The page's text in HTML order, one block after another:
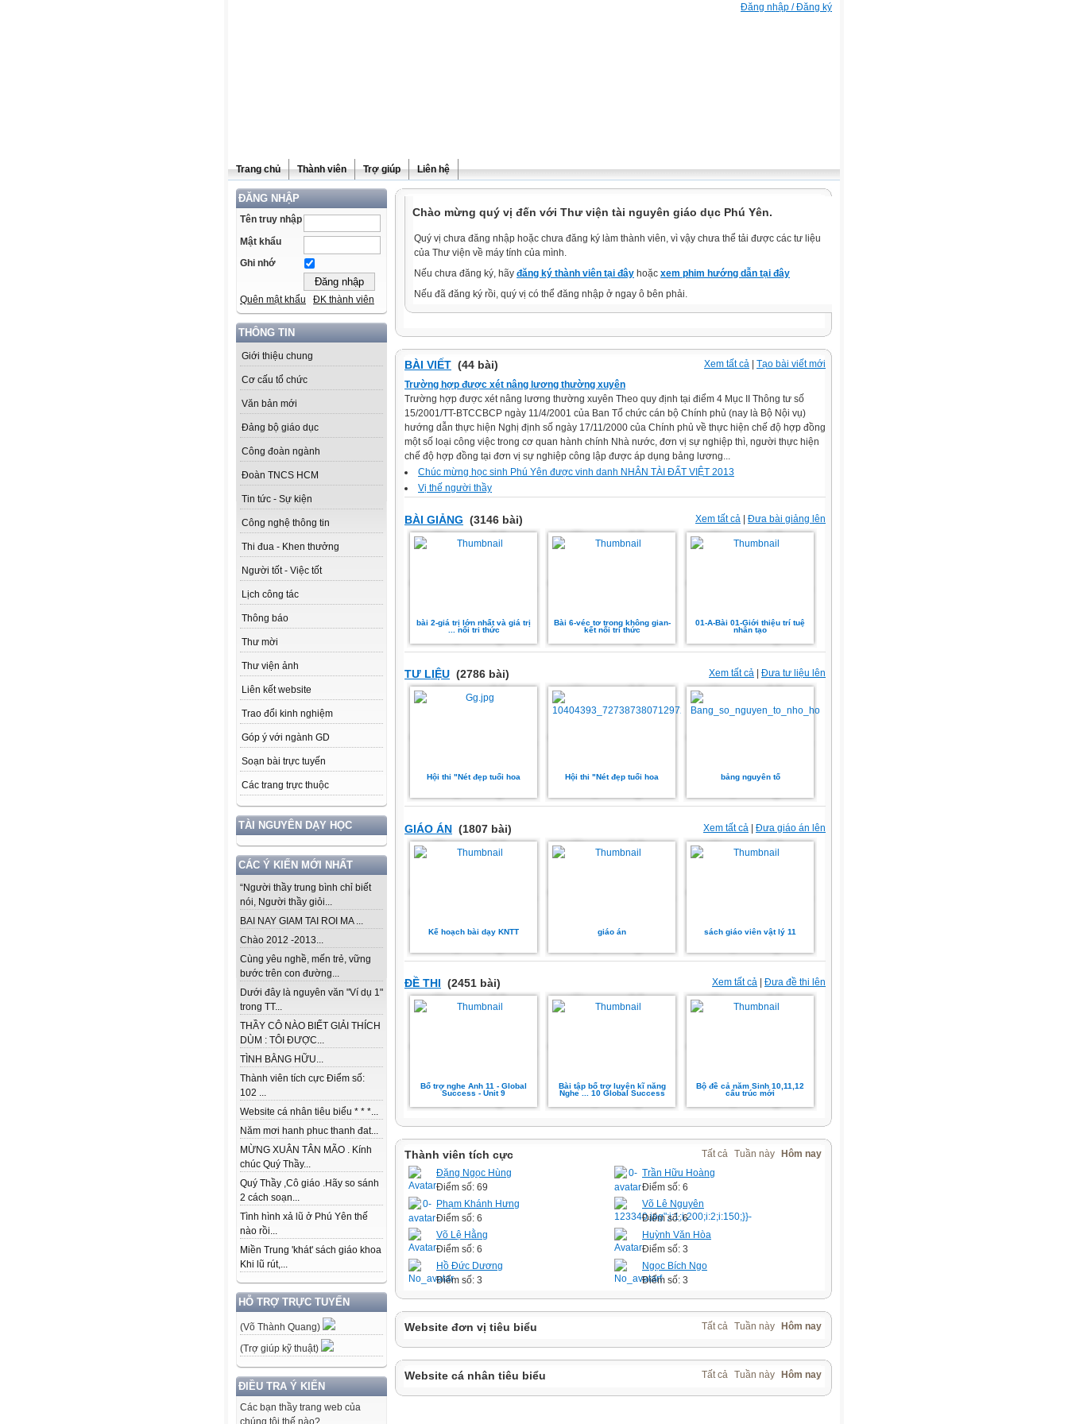
Đăng nhập / Đăng ký
Trang chủ Thành viên Trợ giúp Liên hệ
ĐĂNG NHẬP
Tên truy nhập
Mật khẩu
Ghi nhớ
Quên mật khẩu ĐK thành viên
THÔNG TIN
Giới thiệu chung
Cơ cấu tổ chức
Văn bản mới
Đảng bộ giáo dục
Công đoàn ngành
Đoàn TNCS HCM
Tin tức - Sự kiện
Công nghệ thông tin
Thi đua - Khen thưởng
Người tốt - Việc tốt
Lịch công tác
Thông báo
Thư mời
Thư viện ảnh
Liên kết website
Trao đổi kinh nghiệm
Góp ý với ngành GD
Soạn bài trực tuyến
Các trang trực thuộc
TÀI NGUYÊN DẠY HỌC
CÁC Ý KIẾN MỚI NHẤT
“Người thầy trung bình chỉ biết
nói, Người thầy giỏi...
BAI NAY GIAM TAI ROI MA ...
Chào 2012 -2013...
Cùng yêu nghề, mến trẻ, vững
bước trên con đường...
Dưới đây là nguyên văn "Ví dụ 1"
trong TT...
THẦY CÔ NÀO BIẾT GIẢI THÍCH
DÙM : TÔI ĐƯỢC...
TÌNH BẰNG HỮU...
Thành viên tích cực Điểm số:
102 ...
Website cá nhân tiêu biểu * * *...
Năm mơi hanh phuc thanh đat...
MỪNG XUÂN TÂN MÃO . Kính
chúc Quý Thầy...
Quý Thầy ,Cô giáo .Hãy so sánh
2 cách soạn...
Tình hình xả lũ ở Phú Yên thế
nào rồi...
Miền Trung 'khát' sách giáo khoa
Khi lũ rút,...
HỖ TRỢ TRỰC TUYẾN
(Võ Thành Quang)
(Trợ giúp kỹ thuật)
ĐIỀU TRA Ý KIẾN
Các bạn thầy trang web của
chúng tôi thế nào?
Chào mừng quý vị đến với Thư viện tài nguyên giáo dục Phú Yên.
Quý vị chưa đăng nhập hoặc chưa đăng ký làm thành viên, vì vậy chưa thể tải được các tư liệu
của Thư viện về máy tính của mình.
Nếu chưa đăng ký, hãy đăng ký thành viên tại đây hoặc xem phim hướng dẫn tại đây
Nếu đã đăng ký rồi, quý vị có thể đăng nhập ở ngay ô bên phải.
Xem tất cả Tạo bài viết mới
BÀI VIẾT (44 bài)
Trường hợp được xét nâng lương thường xuyên
Trường hợp được xét nâng lương thường xuyên Theo quy định tại điểm 4 Mục II Thông tư số
15/2001/TT-BTCCBCP ngày 11/4/2001 của Ban Tổ chức cán bộ Chính phủ (nay là Bộ Nội vụ)
hướng dẫn thực hiện Nghị định số ngày 17/11/2000 của Chính phủ về thực hiện chế độ hợp đồng
một số loại công việc trong cơ quan hành chính Nhà nước, đơn vị sự nghiệp thì, người thực hiện
chế độ hợp đồng tại đơn vị sự nghiệp công lập được áp dụng bảng lương...
Chúc mừng học sinh Phú Yên được vinh danh NHÂN TÀI ĐẤT VIỆT 2013
Vị thế người thầy
Xem tất cả | Đưa bài giảng lên
BÀI GIẢNG (3146 bài)
bài 2-giá trị lớn nhất và giá trị
... nối tri thức
Bài 6-véc tơ trong không gian-
kết nối tri thức
01-A-Bài 01-Giới thiệu trí tuệ
nhân tạo
Xem tất cả Đưa tư liệu lên
TƯ LIỆU (2786 bài)
Hội thi "Nét đẹp tuổi hoa Hội thi "Nét đẹp tuổi hoa bảng nguyên tố
Xem tất cả | Đưa giáo án lên
GIÁO ÁN (1807 bài)
Kế hoạch bài dạy KNTT giáo án sách giáo viên vật lý 11
Xem tất cả Đưa đề thi lên
ĐỀ THI (2451 bài)
Bổ trợ nghe Anh 11 - Global
Success - Unit 9
Bài tập bổ trợ luyện kĩ năng
Nghe ... 10 Global Success
Bộ đề cả năm Sinh 10,11,12
cấu trúc mới
Tất cả Tuần này Hôm nay
Thành viên tích cực
Đặng Ngọc Hùng
Điểm số: 69
Trần Hữu Hoàng
Điểm số: 6
Phạm Khánh Hưng
Điểm số: 6
Võ Lê Nguyên
Điểm số: 6
Võ Lệ Hằng
Điểm số: 6
Huỳnh Văn Hòa
Điểm số: 3
Hồ Đức Dương
Điểm số: 3
Ngọc Bích Ngo
Điểm số: 3
Tất cả Tuần này Hôm nay
Website đơn vị tiêu biểu
Tất cả Tuần này Hôm nay
Website cá nhân tiêu biểu